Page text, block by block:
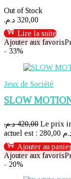
Out of Stock
320,00 د.م.
Lire la suite
Ajouter aux favoris
- 33%
Jeux de Société
SLOW
420,00 د.م.
Ajouter au
Ajouter aux favoris
- 20%